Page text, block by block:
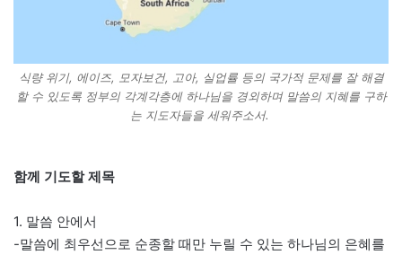
식량 위기, 에이즈, 모자보건, 고아, 실업률 등의 국가적 문제를 잘 해결
할 수 있도록 정부의 각계각층에 하나님을 경외하며 말씀의 지혜를 구하
는 지도자들을 세워주소서.
함께 기도할 제목
1. 말씀 안에서
-말씀에 최우선으로 순종할 때만 누릴 수 있는 하나님의 은혜를